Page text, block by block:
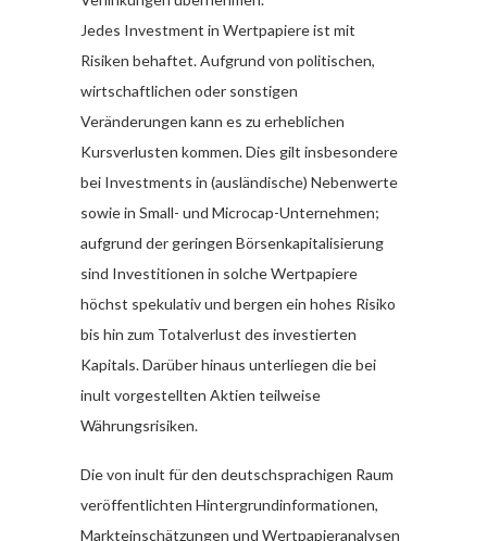
Jedes Investment in Wertpapiere ist mit
Risiken behaftet. Aufgrund von politischen,
wirtschaftlichen oder sonstigen
Veränderungen kann es zu erheblichen
Kursverlusten kommen. Dies gilt insbesondere
bei Investments in (ausländische) Nebenwerte
sowie in Small- und Microcap-Unternehmen;
aufgrund der geringen Börsenkapitalisierung
sind Investitionen in solche Wertpapiere
höchst spekulativ und bergen ein hohes Risiko
bis hin zum Totalverlust des investierten
Kapitals. Darüber hinaus unterliegen die bei
inult vorgestellten Aktien teilweise
Währungsrisiken.
Die von inult für den deutschsprachigen Raum
veröffentlichten Hintergrundinformationen,
Markteinschätzungen und Wertpapieranalysen